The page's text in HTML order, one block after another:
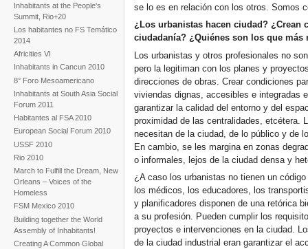
Inhabitants at the People's
Summit, Rio+20
Los habitantes no FS Temático
2014
Africities VI
Inhabitants in Cancun 2010
8° Foro Mesoamericano
Inhabitants at South Asia Social
Forum 2011
Habitantes al FSA 2010
European Social Forum 2010
USSF 2010
Rio 2010
March to Fulfill the Dream, New
Orleans – Voices of the
Homeless
FSM Mexico 2010
Building together the World
Assembly of Inhabitants!
Creating A Common Global
se lo es en relación con los otros. Somos
¿Los urbanistas hacen ciudad? ¿Crean
ciudadanía? ¿Quiénes son los que más
Los urbanistas y otros profesionales no
pero la legitiman con los planes y
direcciones de obras. Crear condiciones
viviendas dignas, accesibles e integradas
garantizar la calidad del entorno y del
proximidad de las centralidades, etcétera.
necesitan de la ciudad, de lo público y de
En cambio, se les margina en zonas
o informales, lejos de la ciudad densa y
¿A caso los urbanistas no tienen un
los médicos, los educadores, los
y planificadores disponen de una retórica
a su profesión. Pueden cumplir los
proyectos e intervenciones en la ciudad.
de la ciudad industrial eran garantizar el